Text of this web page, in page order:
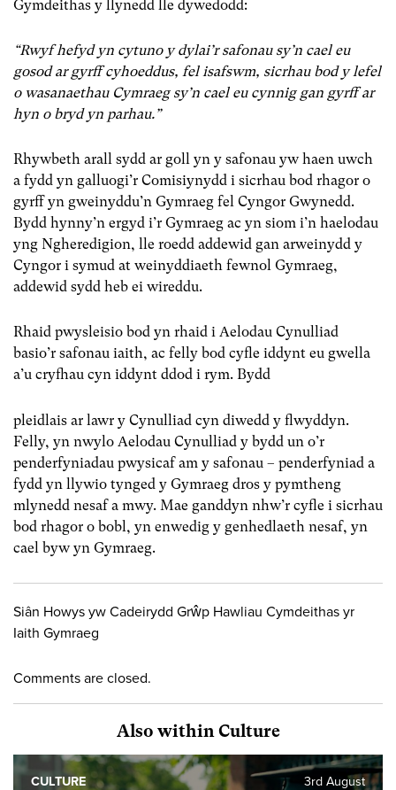
Gymdeithas y llynedd lle dywedodd:
“Rwyf hefyd yn cytuno y dylai’r safonau sy’n cael eu
gosod ar gyrff cyhoeddus, fel isafswm, sicrhau bod y lefel
o wasanaethau Cymraeg sy’n cael eu cynnig gan gyrff ar
hyn o bryd yn parhau.”
Rhywbeth arall sydd ar goll yn y safonau yw haen uwch
a fydd yn galluogi’r Comisiynydd i sicrhau bod rhagor o
gyrff yn gweinyddu’n Gymraeg fel Cyngor Gwynedd.
Bydd hynny’n ergyd i’r Gymraeg ac yn siom i’n haelodau
yng Ngheredigion, lle roedd addewid gan arweinydd y
Cyngor i symud at weinyddiaeth fewnol Gymraeg,
addewid sydd heb ei wireddu.
Rhaid pwysleisio bod yn rhaid i Aelodau Cynulliad
basio’r safonau iaith, ac felly bod cyfle iddynt eu gwella
a’u cryfhau cyn iddynt ddod i rym. Bydd
pleidlais ar lawr y Cynulliad cyn diwedd y flwyddyn.
Felly, yn nwylo Aelodau Cynulliad y bydd un o’r
penderfyniadau pwysicaf am y safonau – penderfyniad a
fydd yn llywio tynged y Gymraeg dros y pymtheng
mlynedd nesaf a mwy. Mae ganddyn nhw’r cyfle i sicrhau
bod rhagor o bobl, yn enwedig y genhedlaeth nesaf, yn
cael byw yn Gymraeg.
Siân Howys yw Cadeirydd Grŵp Hawliau Cymdeithas yr
Iaith Gymraeg
Comments are closed.
Also within Culture
3rd August
CULTURE